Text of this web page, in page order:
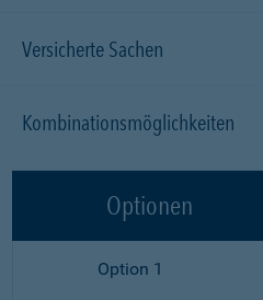
Versicherte Sachen
Kombinationsmöglichkeiten
Optionen
Option 1